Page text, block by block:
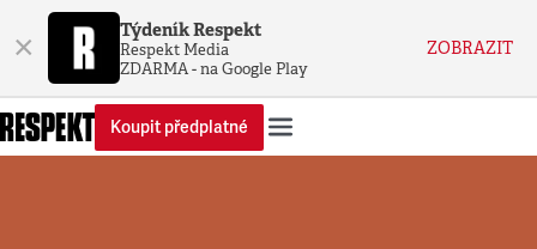
× Týdeník Respekt
Respekt Media
ZDARMA - na Google Play
ZOBRAZIT
Koupit předplatné